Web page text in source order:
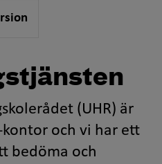
(UHR) är
kontor och vi har ett
bedöma och